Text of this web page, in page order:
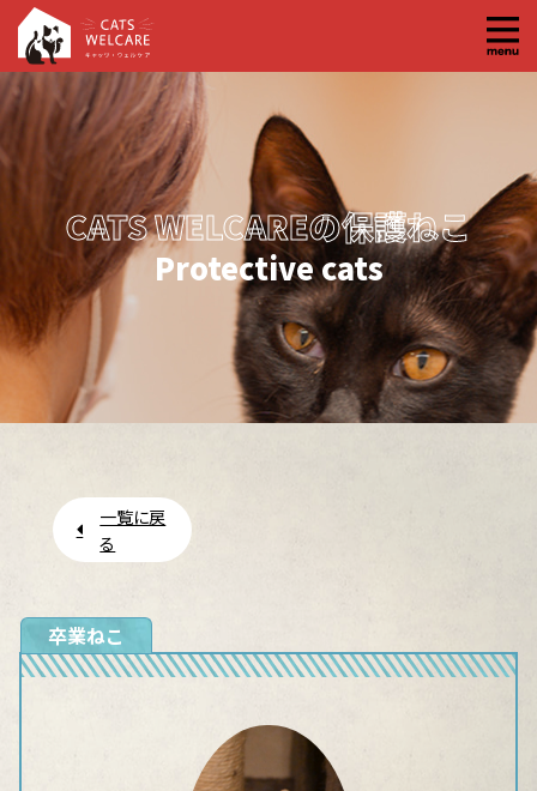
コ
ン
テ
ン
ツ
キ
CATS WELCAREの保護ねこ
Protective cats
一覧に戻
る
卒業ねこ